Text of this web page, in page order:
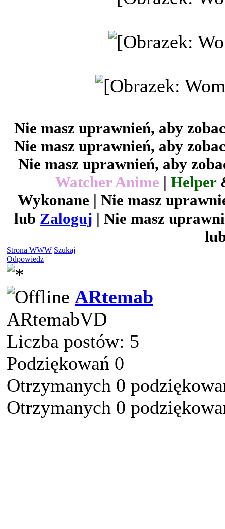
Nie masz uprawnień, aby
Nie masz uprawnień, aby
Nie masz uprawnień, aby
Watcher Anime | Helper
Wykonane | Nie masz
lub Zaloguj | Nie masz
Strona WWW Szukaj
Odpowiedz
ARtemab
ARtemabVD
Liczba postów: 5
Podziękowań 0
Otrzymanych 0
Otrzymanych 0